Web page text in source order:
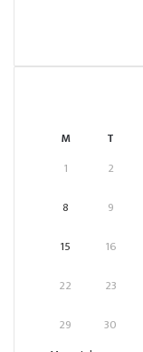
M
T
1
2
8
9
15
16
22
23
29
30